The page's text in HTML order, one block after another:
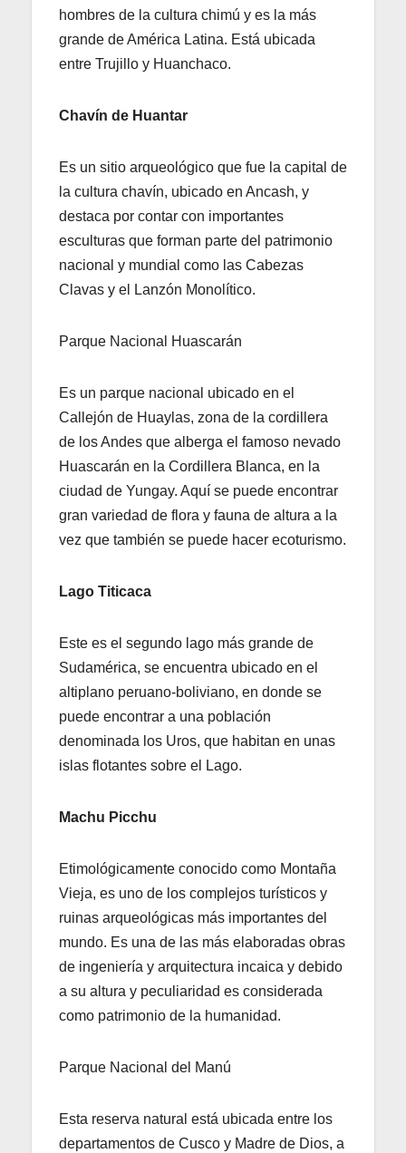
hombres de la cultura chimú y es la más
grande de América Latina. Está ubicada
entre Trujillo y Huanchaco.
Chavín de Huantar
Es un sitio arqueológico que fue la capital de
la cultura chavín, ubicado en Ancash, y
destaca por contar con importantes
esculturas que forman parte del patrimonio
nacional y mundial como las Cabezas
Clavas y el Lanzón Monolítico.
Parque Nacional Huascarán
Es un parque nacional ubicado en el
Callejón de Huaylas, zona de la cordillera
de los Andes que alberga el famoso nevado
Huascarán en la Cordillera Blanca, en la
ciudad de Yungay. Aquí se puede encontrar
gran variedad de flora y fauna de altura a la
vez que también se puede hacer ecoturismo.
Lago Titicaca
Este es el segundo lago más grande de
Sudamérica, se encuentra ubicado en el
altiplano peruano-boliviano, en donde se
puede encontrar a una población
denominada los Uros, que habitan en unas
islas flotantes sobre el Lago.
Machu Picchu
Etimológicamente conocido como Montaña
Vieja, es uno de los complejos turísticos y
ruinas arqueológicas más importantes del
mundo. Es una de las más elaboradas obras
de ingeniería y arquitectura incaica y debido
a su altura y peculiaridad es considerada
como patrimonio de la humanidad.
Parque Nacional del Manú
Esta reserva natural está ubicada entre los
departamentos de Cusco y Madre de Dios, a